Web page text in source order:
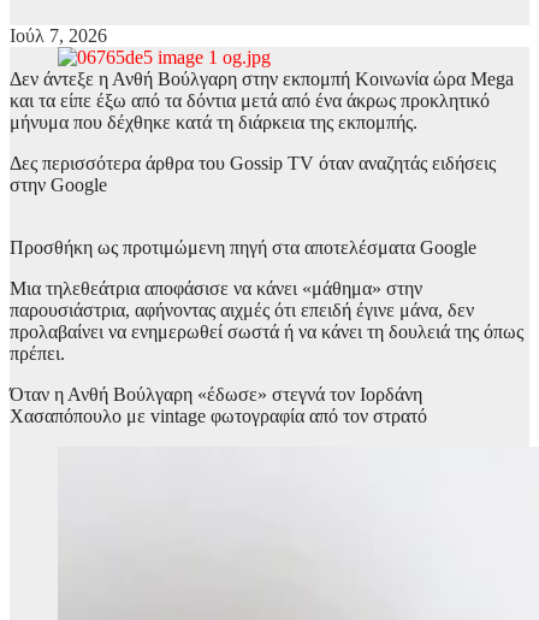
Ιούλ 7, 2026
Δεν άντεξε η Ανθή Βούλγαρη στην εκπομπή Κοινωνία ώρα Mega
και τα είπε έξω από τα δόντια μετά από ένα άκρως προκλητικό
μήνυμα που δέχθηκε κατά τη διάρκεια της εκπομπής.
Δες περισσότερα άρθρα του Gossip TV όταν αναζητάς ειδήσεις
στην Google
Προσθήκη ως προτιμώμενη πηγή στα αποτελέσματα Google
Μια τηλεθεάτρια αποφάσισε να κάνει «μάθημα» στην
παρουσιάστρια, αφήνοντας αιχμές ότι επειδή έγινε μάνα, δεν
προλαβαίνει να ενημερωθεί σωστά ή να κάνει τη δουλειά της όπως
πρέπει.
Όταν η Ανθή Βούλγαρη «έδωσε» στεγνά τον Ιορδάνη
Χασαπόπουλο με vintage φωτογραφία από τον στρατό